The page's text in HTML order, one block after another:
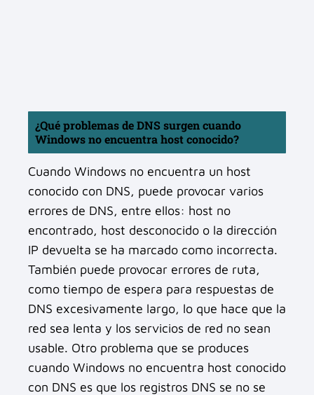
¿Qué problemas de DNS surgen cuando
Windows no encuentra host conocido?
Cuando Windows no encuentra un host
conocido con DNS, puede provocar varios
errores de DNS, entre ellos: host no
encontrado, host desconocido o la dirección
IP devuelta se ha marcado como incorrecta.
También puede provocar errores de ruta,
como tiempo de espera para respuestas de
DNS excesivamente largo, lo que hace que la
red sea lenta y los servicios de red no sean
usable. Otro problema que se produces
cuando Windows no encuentra host conocido
con DNS es que los registros DNS se no se